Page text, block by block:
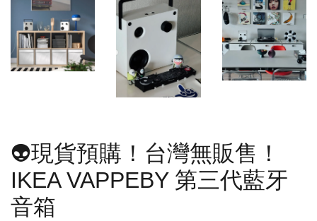
👽現貨預購！台灣無販售！
IKEA VAPPEBY 第三代藍牙
音箱